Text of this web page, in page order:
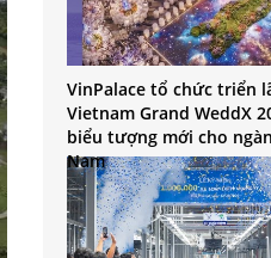
VinPalace tổ chức triển
Vietnam Grand WeddX
biểu tượng mới cho
Nam